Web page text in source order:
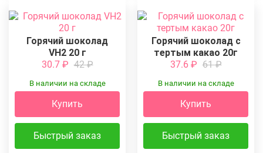
Горячий шоколад
VH2 20 г
30.7 ₽ 42₽
В наличии на складе
Купить
Быстрый заказ
Горячий шоколад с
тертым какао 20г
37.6 ₽ 61₽
В наличии на складе
Купить
Быстрый заказ